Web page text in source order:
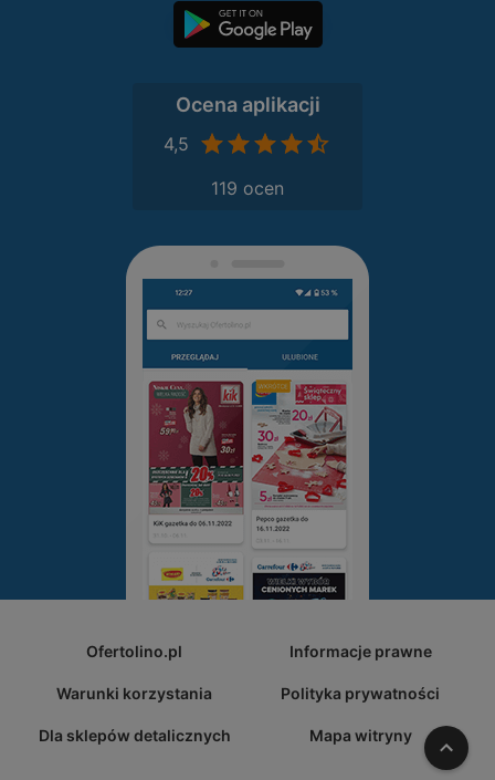
Ocena aplikacji
4,5
119 ocen
Ofertolino.pl Informacje prawne
Warunki korzystania Polityka prywatności
Dla sklepów detalicznych Mapa witryny W